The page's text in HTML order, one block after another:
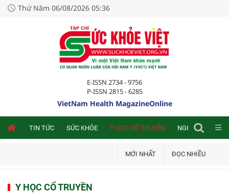
Thứ Năm 06/08/2026 05:36
E-ISSN 2734 - 9756
P-ISSN 2815 - 6285
VietNam Health MagazineOnline
TIN TỨC SỨC KHỎE Y HỌC CỔ TRUYỀN NGHIÊN CỨU
MỚI NHẤT ĐỌC NHIỀU
Y HỌC CỔ TRUYỀN